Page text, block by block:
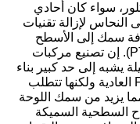
سواء كان أحادي
النحاس لإزالة تقنيات
سمك إلى الأسطح
والوسادات والآثار والثقوب المطلية (PTH). إن تصنيع مركبات
يشبه إلى حد كبير بناء
مركبات ثنائي الفينيل متعدد الكلور FR-4 العادية ولكنها تتطلب
يزيد من سمك اللوحة
السطحية السميكة